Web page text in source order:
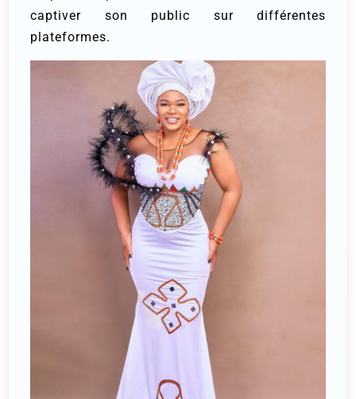
captiver son public sur différentes
plateformes.